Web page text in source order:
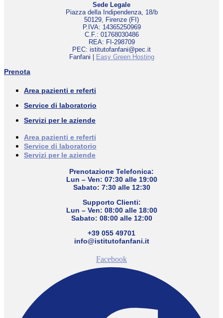
Sede Legale
Piazza della Indipendenza, 18/b
50129, Firenze (FI)
P.IVA: 14365250969
C.F.: 01768030486
REA: FI-298709
PEC: istitutofanfani@pec.it
Fanfani | Easy Green Hosting
Prenota
Area pazienti e referti
Service di laboratorio
Servizi per le aziende
Area pazienti e referti
Service di laboratorio
Servizi per le aziende
Prenotazione Telefonica:
Lun – Ven: 07:30 alle 19:00
Sabato: 7:30 alle 12:30
Supporto Clienti:
Lun – Ven: 08:00 alle 18:00
Sabato: 08:00 alle 12:00
+39 055 49701
info@istitutofanfani.it
Facebook